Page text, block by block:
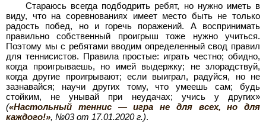
Стараюсь всегда подбодрить ребят, но нужно иметь в
виду, что на соревнованиях имеет место быть не только
радость побед, но и горечь поражений. А воспринимать
правильно собственный проигрыш тоже нужно учиться.
Поэтому мы с ребятами вводим определенный свод правил
для теннисистов. Правила простые: играть честно; обидно,
когда проигрываешь, но имей выдержку; не злорадствуй,
когда другие проигрывают; если выиграл, радуйся, но не
зазнавайся; научи других тому, что умеешь сам; будь
стойким, не унывай при неудачах; учись у других»
(«Настольный теннис — игра не для всех, но для
каждого!», №03 от 17.01.2020 г.).